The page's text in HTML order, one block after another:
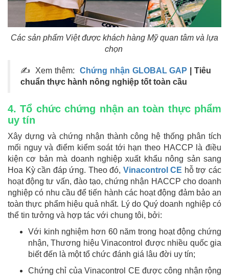
Các sản phẩm Việt được khách hàng Mỹ quan tâm và lựa
chọn
✍ Xem thêm: Chứng nhận GLOBAL GAP | Tiêu
chuẩn thực hành nông nghiệp tốt toàn cầu
4. Tổ chức chứng nhận an toàn thực phẩm
uy tín
Xây dựng và chứng nhận thành công hệ thống phân tích
mối nguy và điểm kiểm soát tới hạn theo HACCP là điều
kiện cơ bản mà doanh nghiệp xuất khẩu nông sản sang
Hoa Kỳ cần đáp ứng. Theo đó, Vinacontrol CE hỗ trợ các
hoạt động tư vấn, đào tạo, chứng nhận HACCP cho doanh
nghiệp có nhu cầu để tiến hành các hoạt động đảm bảo an
toàn thực phẩm hiệu quả nhất. Lý do Quý doanh nghiệp có
thể tin tưởng và hợp tác với chung tôi, bởi:
Với kinh nghiệm hơn 60 năm trong hoạt động chứng
nhận, Thương hiệu Vinacontrol được nhiều quốc gia
biết đến là một tổ chức đánh giá lâu đời uy tín;
Chứng chỉ của Vinacontrol CE được công nhận rộng